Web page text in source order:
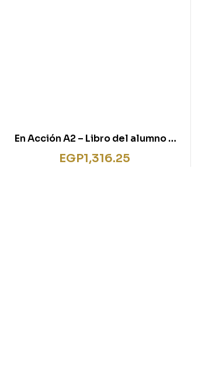
En Acción A2 – Libro del alumno +
CD + mp3
EGP1,316.25